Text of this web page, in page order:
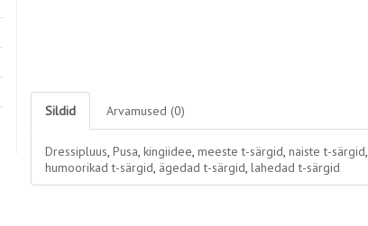
Sildid Arvamused (0)
Dressipluus, Pusa, kingiidee, meeste t-särgid, naiste t-särgid,
humoorikad t-särgid, ägedad t-särgid, lahedad t-särgid